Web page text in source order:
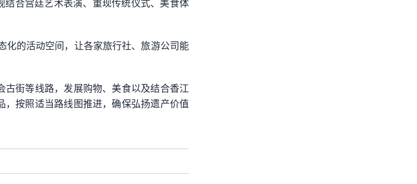
合宫廷艺术表演、重现传统仪式、美食体
化的活动空间，让各家旅行社、旅游公司能
街等线路，发展购物、美食以及结合香江
按照适当路线图推进，确保弘扬遗产价值